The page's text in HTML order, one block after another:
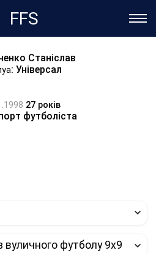
FFS
Станіслав
: Універсал
27 років
футболіста
футболу 9х9